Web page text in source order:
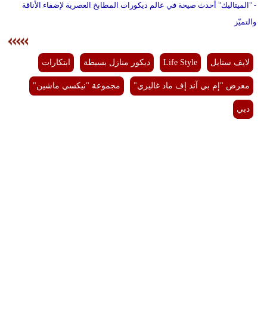
- "الميتاليك" أحدث صيحة في عالم ديكورات المطابخ العصرية لإضفاء الأناقة
والتميّز
لايف ستايل Life Style ديكور منازل بسيطة ابتكارات
معرض "إم بي آند إف ماد غاليري" مجموعة "نيكسي ماشين"
دبي